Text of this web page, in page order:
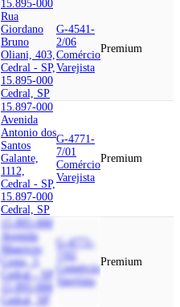
15.895-000
Rua
Giordano
Bruno
Oliani, 403,
Cedral - SP,
15.895-000
Cedral, SP
G-4541-
2/06
Comércio
Varejista
Premium
15.897-000
Avenida
Antonio dos
Santos
Galante,
1112,
Cedral - SP,
15.897-000
Cedral, SP
G-4771-
7/01
Comércio
Varejista
Premium
15.895-000
Avenida
Mauricio
Costa, 3,
Cedral - SP,
15.895-000
Cedral, SP
G-4771-
Comércio
Varejista
Premium